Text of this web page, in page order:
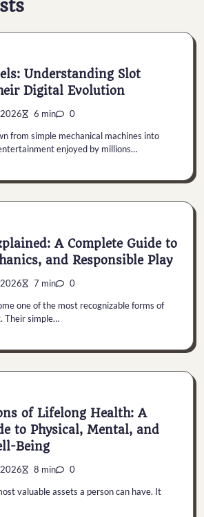
Understanding Slot
Digital Evolution
6 min 0
from simple mechanical machines into
enjoyed by millions…
A Complete Guide to
and Responsible Play
7 min 0
one of the most recognizable forms of
Their simple…
of Lifelong Health: A
to Physical, Mental, and
Being
8 min 0
valuable assets a person can have. It